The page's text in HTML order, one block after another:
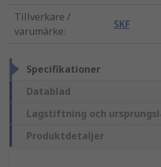
Tillverkare /
varumärke:
SKF
Specifikationer
Datablad
Lagstiftning och
Produktdetaljer